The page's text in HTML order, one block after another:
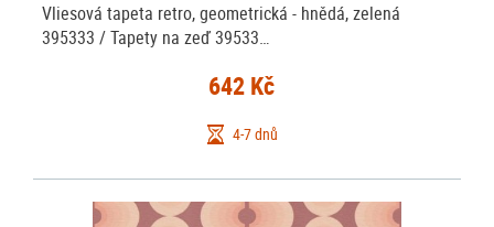
Vliesová tapeta retro, geometrická - hnědá, zelená
395333 / Tapety na zeď 39533…
642 Kč
4-7 dnů